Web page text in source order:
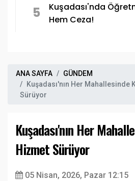
5
Kuşadası'nda
Hem Ceza!
ANA SAYFA
GÜNDEM
Kuşadası'nın Her Mahallesinde
Sürüyor
Kuşadası'nın Her
Hizmet Sürüyor
05 Nisan, 2026, Pazar 12:15